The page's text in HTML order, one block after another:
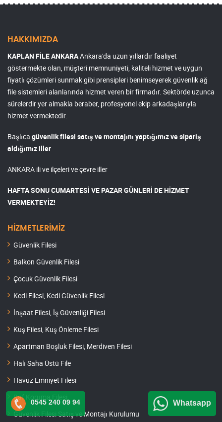
HAKKIMIZDA
KAPLAN FİLE ANKARAAnkara'da uzun yıllardır faaliyet
göstermekte olan, müşteri memnuniyeti, kaliteli hizmet ve uygun
fiyatlı çözümleri sunmak gibi prensipleri benimseyerek güvenlik ağ
file sistemleri alanlarında hizmet veren bir firmadır. Sektörde uzunca
sürelerdir yer almakla beraber, profesyonel ekip arkadaşlarıyla
hizmet vermektedir.
Başlıca güvenlik filesi satış ve montajını yaptığımız ve sipariş
aldığımız iller
ANKARA ili ve ilçeleri ve çevre iller
HAFTA SONU CUMARTESİ VE PAZAR GÜNLERİ DE HİZMET
VERMEKTEYİZ!
HİZMETLERİMİZ
Güvenlik Filesi
Balkon Güvenlik Filesi
Çocuk Güvenlik Filesi
Kedi Filesi, Kedi Güvenlik Filesi
İnşaat Filesi, İş Güvenliği Filesi
Kuş Filesi, Kuş Önleme Filesi
Apartman Boşluk Filesi, Merdiven Filesi
Halı Saha Üstü File
Havuz Emniyet Filesi
Raf Koruma Filesi
Güvenlik Filesi Satış ve Montajı Kurulumu
0545 240 09 94 Whatsapp